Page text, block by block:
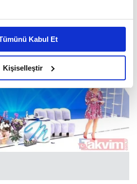
halinde sizlere özel
yaşatabiliriz. Bunu yaparken
iyi bir reklam deneyimi sunmak
iyi içerikleri sunabilmek adına
gösterdiğimizi ve bu noktada,
karşılamak noktasında tek gelir
hatırlatmak isteriz.
bu çerezlere izin vermedikleri
hedefli reklamlar
Kabul Et
Kişiselleştir